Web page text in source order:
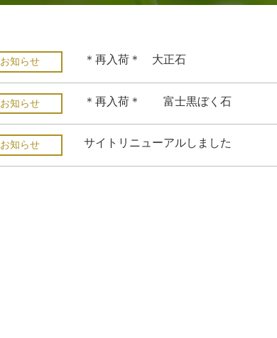
お知らせ ＊再入荷＊ 大正石
お知らせ ＊再入荷＊ 富士黒ぼく石
お知らせ サイトリニューアルしました